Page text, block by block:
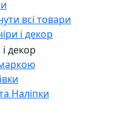
всі товари
і декор
декор
Наліпки